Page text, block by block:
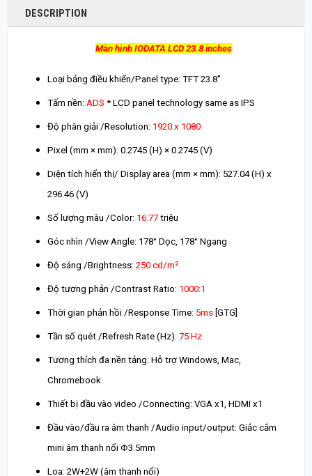
DESCRIPTION
Màn hình IODATA LCD 23.8 inches
Loại bảng điều khiển/Panel type: TFT 23.8''
Tấm nền: ADS * LCD panel technology same as IPS
Độ phân giải /Resolution: 1920 x 1080
Pixel (mm × mm): 0.2745 (H) × 0.2745 (V)
Diện tích hiển thị/ Display area (mm × mm): 527.04 (H) x
296.46 (V)
Số lượng màu /Color: 16.77 triệu
Góc nhìn /View Angle: 178° Dọc, 178° Ngang
Độ sáng /Brightness: 250 cd/m²
Độ tương phản /Contrast Ratio: 1000:1
Thời gian phản hồi /Response Time: 5ms [GTG]
Tần số quét /Refresh Rate (Hz): 75 Hz
Tương thích đa nền tảng: Hỗ trợ Windows, Mac,
Chromebook.
Thiết bị đầu vào video /Connecting: VGA x1, HDMI x1
Đầu vào/đầu ra âm thanh /Audio input/output: Giắc cắm
mini âm thanh nổi Φ3.5mm
Loa: 2W+2W (âm thanh nổi)